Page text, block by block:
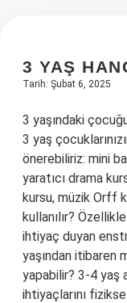
3 YAŞ
Tarih: Şubat 6, 2025
3 yaşındaki
3 yaş
önerebiliriz: mini
yaratıcı drama
kursu, müzik Orff
kullanılır?
ihtiyaç duyan
yaşından itibaren
yapabilir? 3-4 yaş
ihtiyaçlarını